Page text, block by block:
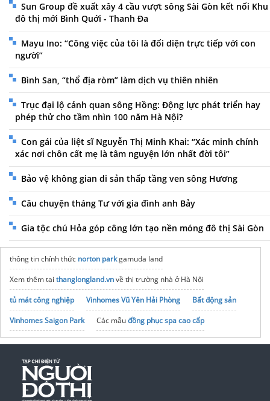
Sun Group đề xuất xây 4 cầu vượt sông Sài Gòn kết nối Khu
đô thị mới Bình Quới - Thanh Đa
Mayu Ino: “Công việc của tôi là đối diện trực tiếp với con
người”
Bình San, “thổ địa ròm” làm dịch vụ thiên nhiên
Trục đại lộ cảnh quan sông Hồng: Động lực phát triển hay
phép thử cho tầm nhìn 100 năm Hà Nội?
Con gái của liệt sĩ Nguyễn Thị Minh Khai: “Xác minh chính
xác nơi chôn cất mẹ là tâm nguyện lớn nhất đời tôi”
Bảo vệ không gian di sản thấp tầng ven sông Hương
Câu chuyện tháng Tư với gia đình anh Bảy
Gia tộc chú Hỏa góp công lớn tạo nền móng đô thị Sài Gòn
thông tin chính thức norton parkgamuda land
Xem thêm tại thanglongland.vnvề thị trường nhà ở Hà Nội
tủ mát công nghiệp
Vinhomes Vũ Yên Hải Phòng
Bất động sản
Vinhomes Saigon Park
Các mẫuđồng phục spa cao cấp
noxh K Home Avenue Nhơn Trạch
Tập đoàn Bcons Group
thiết kế căn hộ dịch vụ
đèn hộp thả văn phòng